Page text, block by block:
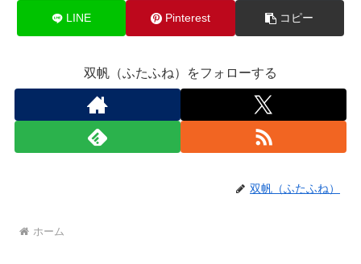
LINE Pinterest コピー
双帆（ふたふね）をフォローする
双帆（ふたふね）
ホーム